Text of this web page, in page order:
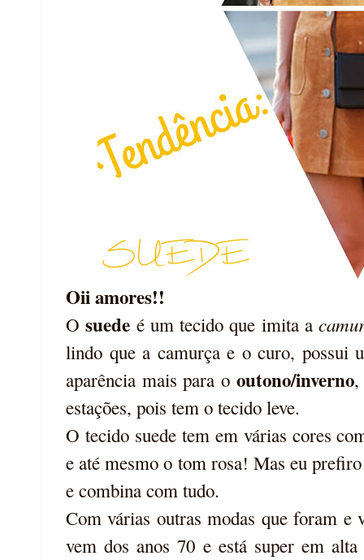
Oii amores!!
Osuede é um tecido que imita a
lindo que a camurça e o curo, possui
aparência mais para ooutono/inverno,
estações, pois tem o tecido leve.
O tecido suede tem em várias cores
e até mesmo o tom rosa! Mas eu
e combina com tudo.
Com várias outras modas que foram
vem dos anos 70 e está super em